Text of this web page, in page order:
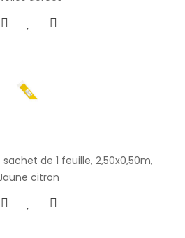
sachet de 1 feuille, 2,50x0,50m,
citron